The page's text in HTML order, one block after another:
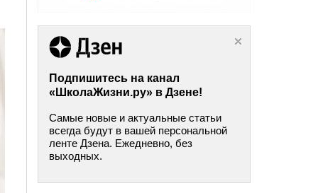
Подпишитесь на канал
«ШколаЖизни.ру» в Дзене!
Самые новые и актуальные статьи
всегда будут в вашей персональной
ленте Дзена. Ежедневно, без
выходных.